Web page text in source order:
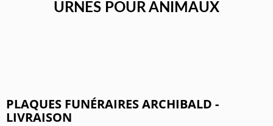
URNES POUR ANIMAUX
PLAQUES FUNÉRAIRES ARCHIBALD -
LIVRAISON